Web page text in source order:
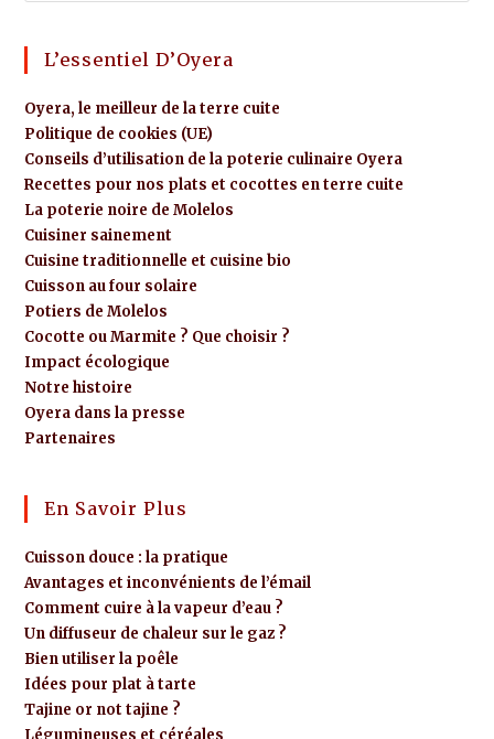
L’essentiel D’Oyera
Oyera, le meilleur de la terre cuite
Politique de cookies (UE)
Conseils d’utilisation de la poterie culinaire Oyera
Recettes pour nos plats et cocottes en terre cuite
La poterie noire de Molelos
Cuisiner sainement
Cuisine traditionnelle et cuisine bio
Cuisson au four solaire
Potiers de Molelos
Cocotte ou Marmite ? Que choisir ?
Impact écologique
Notre histoire
Oyera dans la presse
Partenaires
En Savoir Plus
Cuisson douce : la pratique
Avantages et inconvénients de l’émail
Comment cuire à la vapeur d’eau ?
Un diffuseur de chaleur sur le gaz ?
Bien utiliser la poêle
Idées pour plat à tarte
Tajine or not tajine ?
Légumineuses et céréales